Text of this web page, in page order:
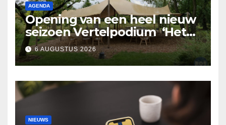
AGENDA
Opening van een heel nieuw
seizoen Vertelpodium ‘Het
Lopende Vuur’. Landelijke
verhalen in Bomentuin D’n
Hooidonk
6 AUGUSTUS 2026
NIEUWS